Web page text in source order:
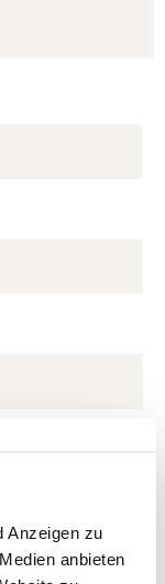
Anzeigen zu
anbieten
la
à lire la